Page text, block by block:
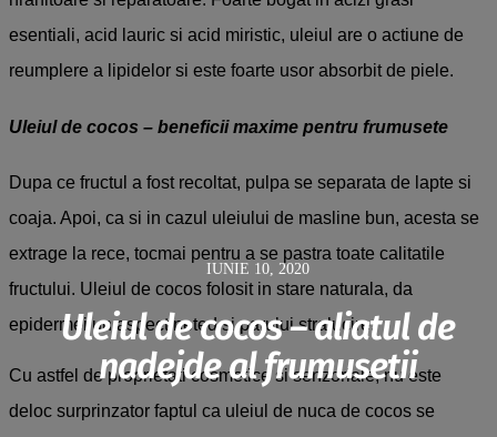
IUNIE 10, 2020
Uleiul de cocos – aliatul de
nadejde al frumusetii
esentiali, acid lauric si acid miristic, uleiul are o actiune de
reumplere a lipidelor si este foarte usor absorbit de piele.
Uleiul de cocos – beneficii maxime pentru frumusete
Dupa ce fructul a fost recoltat, pulpa se separata de lapte si
coaja. Apoi, ca si in cazul uleiului de masline bun, acesta se
extrage la rece, tocmai pentru a se pastra toate calitatile
fructului. Uleiul de cocos folosit in stare naturala, da
epidermei un aspect neted si parului stralucire.
Cu astfel de proprietati cosmetice si senzoriale, nu este
deloc surprinzator faptul ca uleiul de nuca de cocos se